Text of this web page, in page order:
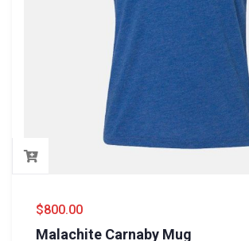
$800.00
Malachite Carnaby Mug